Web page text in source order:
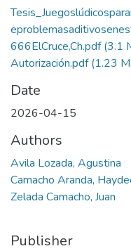
666ElCruce,Ch.pdf(3.1
Autorización.pdf(1.23
Date
2026-04-15
Authors
Avila Lozada, Agustina
Camacho Aranda,
Zelada Camacho, Juan
Publisher